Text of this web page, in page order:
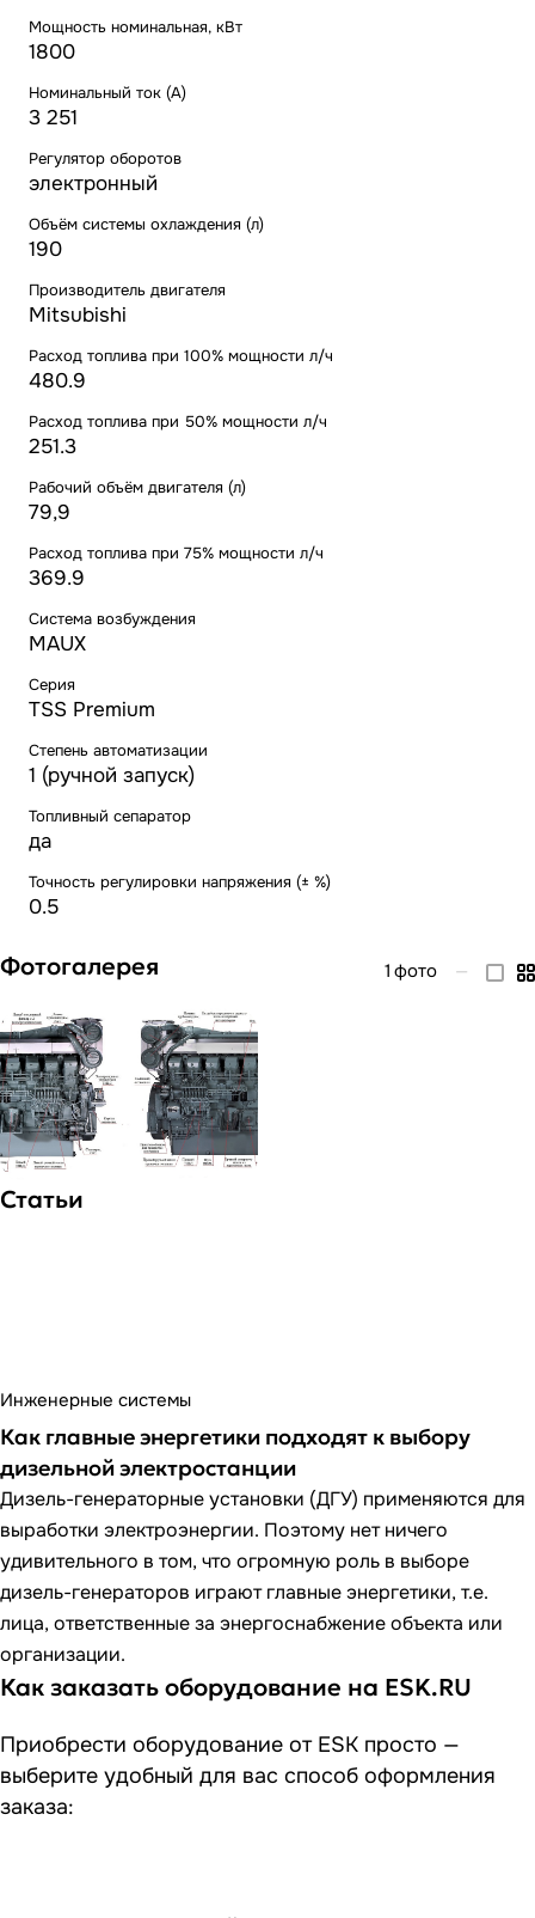
Мощность номинальная, кВт
1800
Номинальный ток (А)
3 251
Регулятор оборотов
электронный
Объём системы охлаждения (л)
190
Производитель двигателя
Mitsubishi
Расход топлива при 100% мощности л/ч
480.9
Расход топлива при 50% мощности л/ч
251.3
Рабочий объём двигателя (л)
79,9
Расход топлива при 75% мощности л/ч
369.9
Система возбуждения
MAUX
Серия
TSS Premium
Степень автоматизации
1 (ручной запуск)
Топливный сепаратор
да
Точность регулировки напряжения (± %)
0.5
Фотогалерея 1 фото —
Статьи
Инженерные системы
Как главные энергетики подходят к выбору
дизельной электростанции
Дизель-генераторные установки (ДГУ) применяются для
выработки электроэнергии. Поэтому нет ничего
удивительного в том, что огромную роль в выборе
дизель-генераторов играют главные энергетики, т.е.
лица, ответственные за энергоснабжение объекта или
организации.
Как заказать оборудование на ESK.RU
Приобрести оборудование от ESK просто —
выберите удобный для вас способ оформления
заказа: